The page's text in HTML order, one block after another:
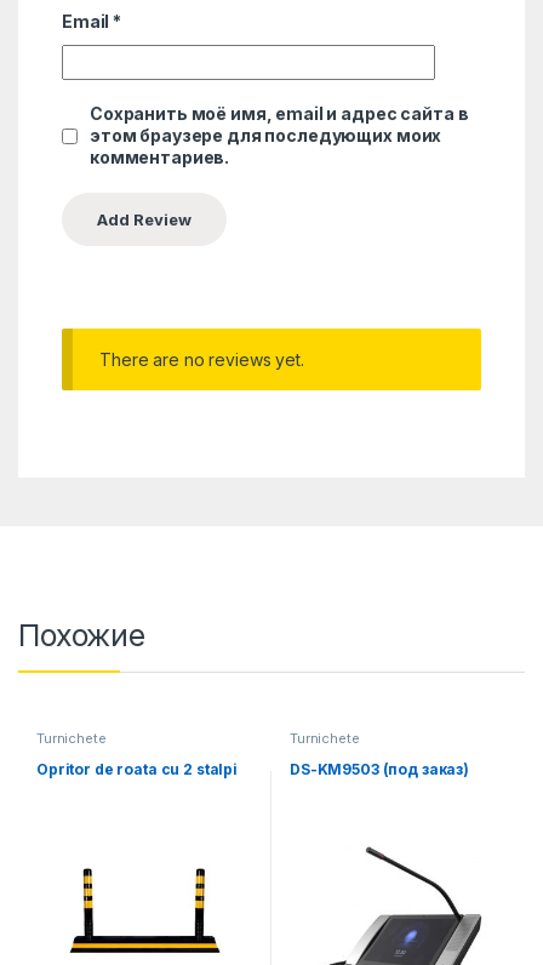
Email *
Сохранить моё имя, email и адрес сайта в
этом браузере для последующих моих
комментариев.
There are no reviews yet.
Похожие
Turnichete
Opritor de roata cu 2 stalpi
Turnichete
DS-KM9503 (под заказ)